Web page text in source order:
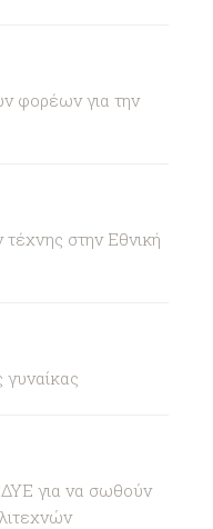
φορέων για την
στην Εθνική
για να σωθούν